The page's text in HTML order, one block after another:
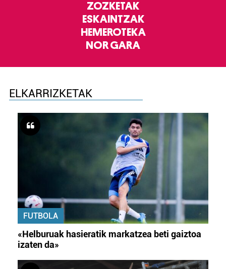
ZOZKETAK
ESKAINTZAK
HEMEROTEKA
NOR GARA
ELKARRIZKETAK
FUTBOLA
«Helburuak hasieratik markatzea beti gaiztoa
izaten da»